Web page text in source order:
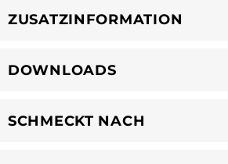
ZUSATZINFORMATION
DOWNLOADS
SCHMECKT NACH